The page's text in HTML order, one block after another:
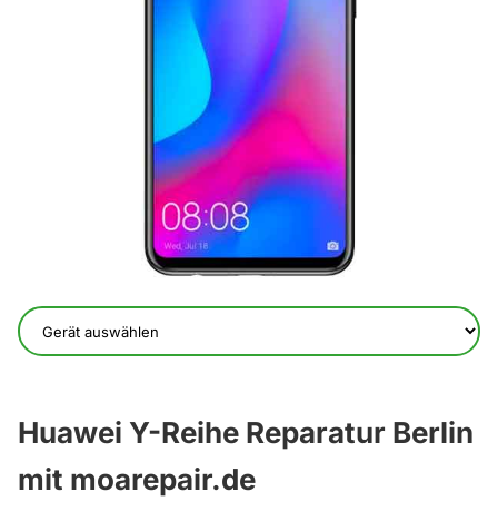
Huawei Y-Reihe Reparatur Berlin
mit moarepair.de